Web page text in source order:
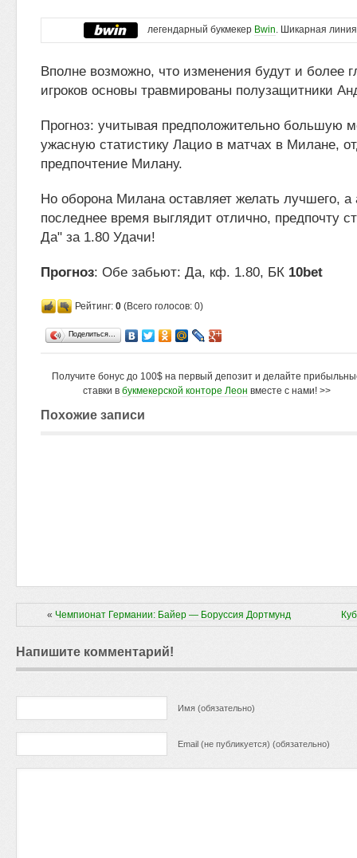
легендарный букмекер Bwin. Шикарная
Вполне возможно, что изменения будут и более
игроков основы травмированы полузащитники
Прогноз: учитывая предположительно большую
ужасную статистику Лацио в матчах в Милане,
предпочтение Милану.
Но оборона Милана оставляет желать лучшего, а
последнее время выглядит отлично, предпочту
Да" за 1.80 Удачи!
Прогноз: Обе забьют: Да, кф. 1.80, БК 10bet
Рейтинг: 0 (Всего голосов: 0)
Поделиться…
Получите бонус до 100$ на первый депозит и делайте
ставки в букмекерской конторе Леон вместе с нами! >>
Похожие записи
« Чемпионат Германии: Байер — Боруссия Дортмунд
Напишите комментарий!
Имя (обязательно)
Email (не публикуется) (обязательно)